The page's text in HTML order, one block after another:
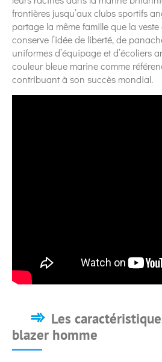
frontières jusqu’aux clubs sportifs
partage la même famille que la
conserve l’idée de liberté, de
uniformes d’équipage et d’écoliers
couleur bleue marine comme
contribuant à son succès mondial.
Les
blazer homme